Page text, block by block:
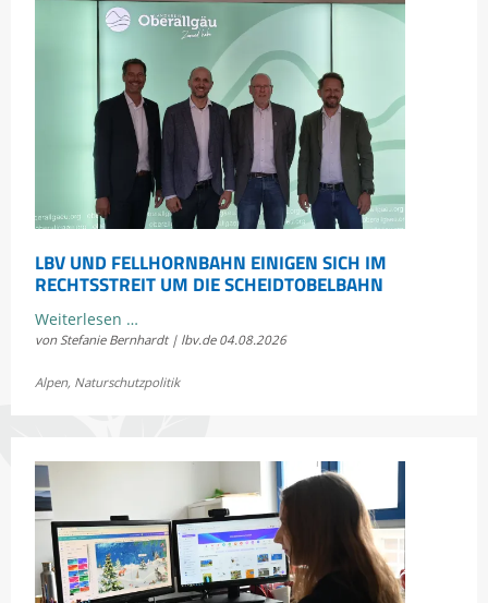
LBV UND FELLHORNBAHN EINIGEN SICH IM
RECHTSSTREIT UM DIE SCHEIDTOBELBAHN
Weiterlesen …LBV
und
einigen
die
Scheidtobelbahn
von Stefanie Bernhardt | lbv.de 04.08.2026
Alpen, Naturschutzpolitik